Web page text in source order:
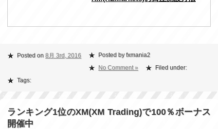
Posted on 8月 3rd, 2016
Posted by fxmania2
No Comment »
Filed under:
Tags:
ランキング1位のXM(XM Trading)で100％ボーナス
開催中